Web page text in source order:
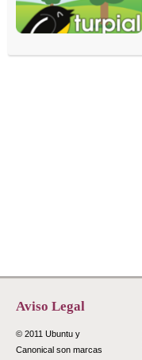
Aviso Legal
© 2011 Ubuntu y
Canonical son marcas